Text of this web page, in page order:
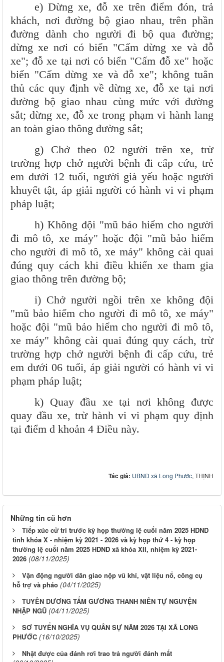
e) Dừng xe, đỗ xe trên điểm đón, trả
khách, nơi đường bộ giao nhau, trên phần
đường dành cho người đi bộ qua đường;
dừng xe nơi có biển "Cấm dừng xe và đỗ
xe"; đỗ xe tại nơi có biển "Cấm đỗ xe" hoặc
biển "Cấm dừng xe và đỗ xe"; không tuân
thủ các quy định về dừng xe, đỗ xe tại nơi
đường bộ giao nhau cùng mức với đường
sắt; dừng xe, đỗ xe trong phạm vi hành lang
an toàn giao thông đường sắt;
g) Chở theo 02 người trên xe, trừ
trường hợp chở người bệnh đi cấp cứu, trẻ
em dưới 12 tuổi, người già yếu hoặc người
khuyết tật, áp giải người có hành vi vi phạm
pháp luật;
h) Không đội "mũ bảo hiểm cho người
đi mô tô, xe máy" hoặc đội "mũ bảo hiểm
cho người đi mô tô, xe máy" không cài quai
đúng quy cách khi điều khiển xe tham gia
giao thông trên đường bộ;
i) Chở người ngồi trên xe không đội
"mũ bảo hiểm cho người đi mô tô, xe máy"
hoặc đội "mũ bảo hiểm cho người đi mô tô,
xe máy" không cài quai đúng quy cách, trừ
trường hợp chở người bệnh đi cấp cứu, trẻ
em dưới 06 tuổi, áp giải người có hành vi vi
phạm pháp luật;
k) Quay đầu xe tại nơi không được
quay đầu xe, trừ hành vi vi phạm quy định
tại điểm d khoản 4 Điều này.
Tác giả: UBND xã Long Phước, THỊNH
Những tin cũ hơn
Tiếp xúc cử tri trước kỳ họp thường lệ cuối năm 2025 HDND
tỉnh khóa X - nhiệm kỳ 2021 - 2026 và kỳ họp thứ 4 - kỳ họp
thường lệ cuối năm 2025 HDND xã khóa XII, nhiệm kỳ 2021-
2026 (08/11/2025)
Vận động người dân giao nộp vũ khí, vật liệu nổ, công cụ
hỗ trợ và pháo (04/11/2025)
TUYÊN DƯƠNG TẤM GƯƠNG THANH NIÊN TỰ NGUYỆN
NHẬP NGŨ (04/11/2025)
SƠ TUYỂN NGHĨA VỤ QUÂN SỰ NĂM 2026 TẠI XÃ LONG
PHƯỚC (16/10/2025)
Nhặt được của đánh rơi trao trả người đánh mất